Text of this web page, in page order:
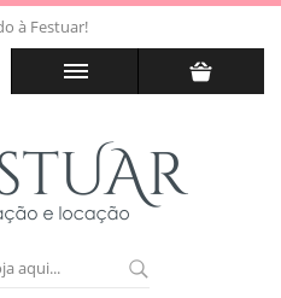
à Festuar!